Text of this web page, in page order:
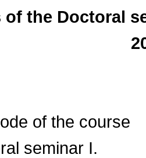
of the Doctoral
of the course
seminar I.